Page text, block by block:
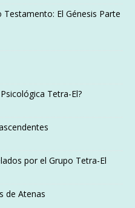
El Génesis Parte
Tetra-El?
por el Grupo Tetra-El
de Atenas